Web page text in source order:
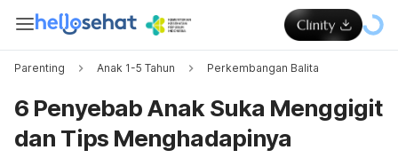
Parenting Anak 1-5 Tahun Perkembangan Balita
6 Penyebab Anak Suka Menggigit
dan Tips Menghadapinya